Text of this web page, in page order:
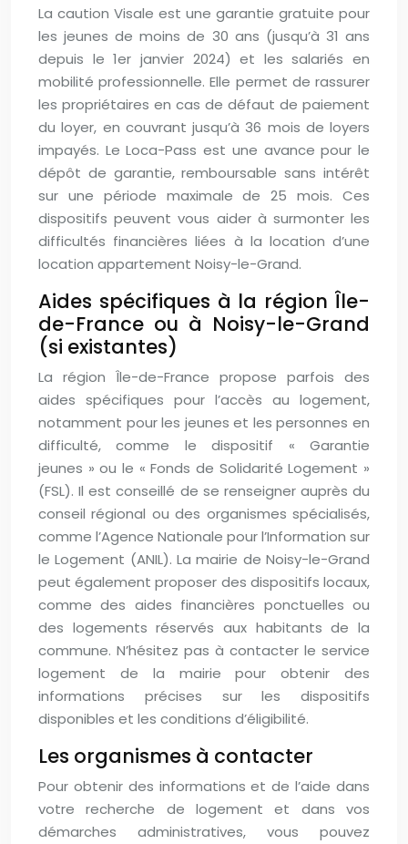
La caution Visale est une garantie gratuite pour
les jeunes de moins de 30 ans (jusqu’à 31 ans
depuis le 1er janvier 2024) et les salariés en
mobilité professionnelle. Elle permet de rassurer
les propriétaires en cas de défaut de paiement
du loyer, en couvrant jusqu’à 36 mois de loyers
impayés. Le Loca-Pass est une avance pour le
dépôt de garantie, remboursable sans intérêt
sur une période maximale de 25 mois. Ces
dispositifs peuvent vous aider à surmonter les
difficultés financières liées à la location d’une
location appartement Noisy-le-Grand.
Aides spécifiques à la région Île-
de-France ou à Noisy-le-Grand
(si existantes)
La région Île-de-France propose parfois des
aides spécifiques pour l’accès au logement,
notamment pour les jeunes et les personnes en
difficulté, comme le dispositif « Garantie
jeunes » ou le « Fonds de Solidarité Logement »
(FSL). Il est conseillé de se renseigner auprès du
conseil régional ou des organismes spécialisés,
comme l’Agence Nationale pour l’Information sur
le Logement (ANIL). La mairie de Noisy-le-Grand
peut également proposer des dispositifs locaux,
comme des aides financières ponctuelles ou
des logements réservés aux habitants de la
commune. N’hésitez pas à contacter le service
logement de la mairie pour obtenir des
informations précises sur les dispositifs
disponibles et les conditions d’éligibilité.
Les organismes à contacter
Pour obtenir des informations et de l’aide dans
votre recherche de logement et dans vos
démarches administratives, vous pouvez